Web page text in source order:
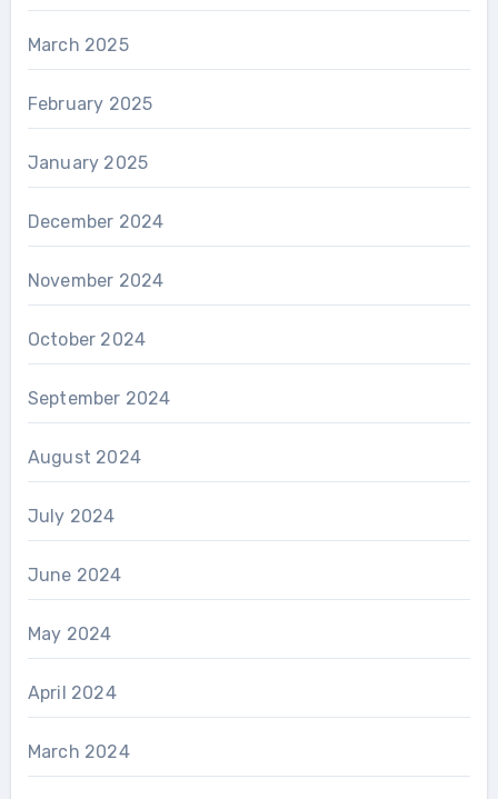
March 2025
February 2025
January 2025
December 2024
November 2024
October 2024
September 2024
August 2024
July 2024
June 2024
May 2024
April 2024
March 2024